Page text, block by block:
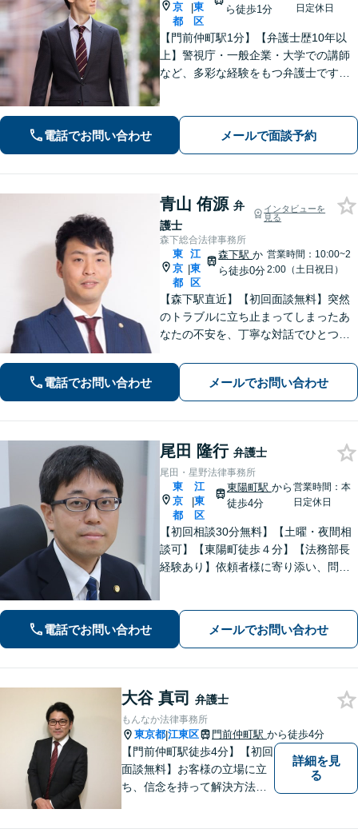
京
都
|東
区
ら徒歩1分
日定休日
【門前仲町駅1分】【弁護士歴10年以
上】警視庁・一般企業・大学での講師
など、多彩な経験をもつ弁護士です
にアドバイスいたします【民事調停官
電話でお問い合わせ メールで面談予約
青山 侑源 弁
護士
インタビューを
見る
森下総合法律事務所
東
京
都
|
江
東
区
森下駅か
ら徒歩0分
営業時間：10:00~2
2:00（土日祝日）
【森下駅直近】【初回面談無料】突然
のトラブルに立ち止まってしまったあ
なたの不安を、丁寧な対話でひとつず
要望に合わせた柔軟な対応を徹底。納
得して次の一歩を踏み出せるよう全力
で寄り添います。【弁護士直通・LINE
相談可】
電話でお問い合わせ メールでお問い合わせ
尾田 隆行 弁護士
尾田・星野法律事務所
東
京
都
|
江
東
区
東陽町駅 から
徒歩4分
営業時間：本
日定休日
【初回相談30分無料】【土曜・夜間相
談可】【東陽町徒歩４分】【法務部長
経験あり】依頼者様に寄り添い、問題
働・刑事・債権回収・借金・企業法務
などお困りの際はどうぞご相談くださ
電話でお問い合わせ メールでお問い合わせ
大谷 真司 弁護士
もんなか法律事務所
東京都|江東区 門前仲町駅 から徒歩4分
【門前仲町駅徒歩4分】【初回
面談無料】お客様の立場に立
ち、信念を持って解決方法を
詳細を見
る